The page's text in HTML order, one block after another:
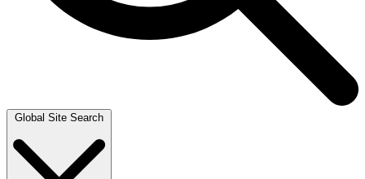
Global Site Search